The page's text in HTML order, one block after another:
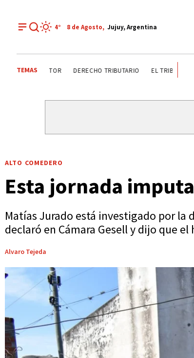
4° 8 de Agosto, Jujuy, Argentina
TEMAS DÍA DEL INGENIERO AGRÓNOMO ANALIZAN SECTOR
ALTO COMEDERO
Esta jornada
Matías Jurado está investigado por la
declaró en Cámara Gesell y dijo que
Alvaro Tejeda